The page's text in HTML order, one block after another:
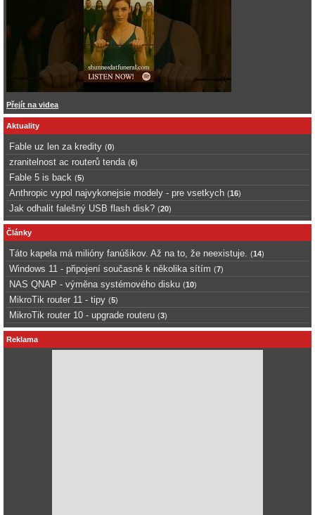
Přejít na videa
Aktuality
Fable uz len za kredity (0)
zranitelnost ac routerů tenda (6)
Fable 5 is back (5)
Anthropic vypol najvykonejsie modely - pre vsetkych (16)
Jak odhalit falešný USB flash disk? (20)
Články
Táto kapela má milióny fanúšikov. Až na to, že neexistuje. (14)
Windows 11 - připojení současně k několika sítím (7)
NAS QNAP - výměna systémového disku (10)
MikroTik router 11 - tipy (5)
MikroTik router 10 - upgrade routeru (3)
Reklama